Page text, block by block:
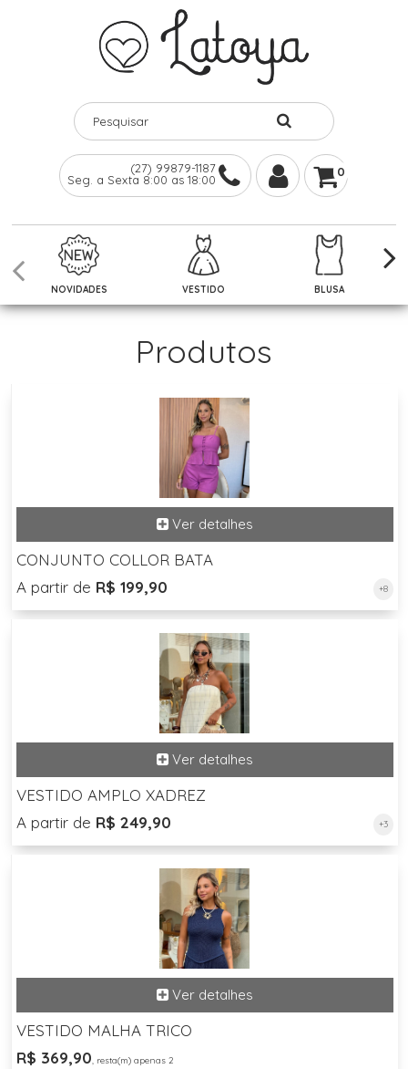
(27) 99879-1187
Seg. a Sexta 8:00 as 18:00
0
NOVIDADES VESTIDO BLUSA
Produtos
CONJUNTO COLLOR BATA
A partir de R$ 199,90 +8
VESTIDO AMPLO XADREZ
A partir de R$ 249,90 +3
VESTIDO MALHA TRICO
R$ 369,90, resta(m) apenas 2